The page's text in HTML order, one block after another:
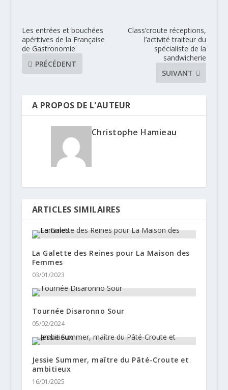
Les entrées et bouchées
apéritives de la Française
de Gastronomie
PRÉCÉDENT
Class’croute réceptions,
l’activité traiteur du
spécialiste de la
sandwicherie
SUIVANT
A PROPOS DE L'AUTEUR
Christophe Hamieau
ARTICLES SIMILAIRES
La Galette des Reines pour La Maison des
Femmes
03/01/2023
Tournée Disaronno Sour
05/02/2024
Jessie Summer, maître du Pâté-Croute et
ambitieux
16/01/2025